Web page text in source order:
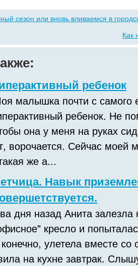
сезон или вновь вливаемся в
Как
ребенок
малышка почти с самого
ребенок. Не
она у меня на руках
ворочается. Сейчас моей
же а...
Навык
дня назад Анита залезла
кресло и
улетела вместе со
на кухне завтрак.